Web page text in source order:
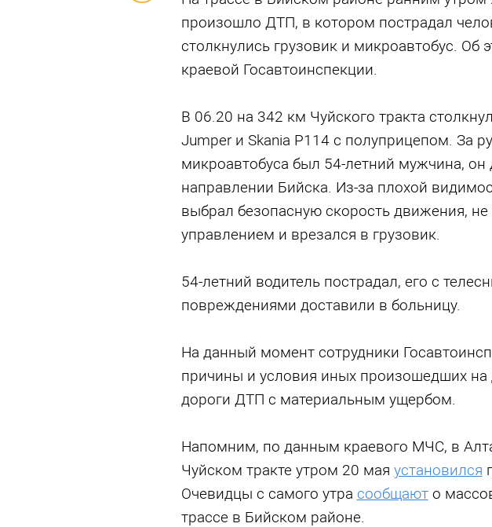
произошло ДТП, в котором пострадал
столкнулись грузовик и микроавтобус. Об
краевой Госавтоинспекции.
В 06.20 на 342 км Чуйского тракта
Jumper и Skania P114 с полуприцепом. За
микроавтобуса был 54-летний мужчина, он
направлении Бийска. Из-за плохой
выбрал безопасную скорость движения, не
управлением и врезался в грузовик.
54-летний водитель пострадал, его с
повреждениями доставили в больницу.
На данный момент сотрудники
причины и условия иных произошедших на
дороги ДТП с материальным ущербом.
Напомним, по данным краевого МЧС, в
Чуйском тракте утром 20 мая установился
Очевидцы с самого утра сообщаюто
трассе в Бийском районе.